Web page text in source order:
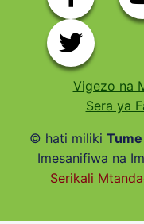
Vigezo na
Sera ya
© hati miliki
Imesanifiwa na
Serikali